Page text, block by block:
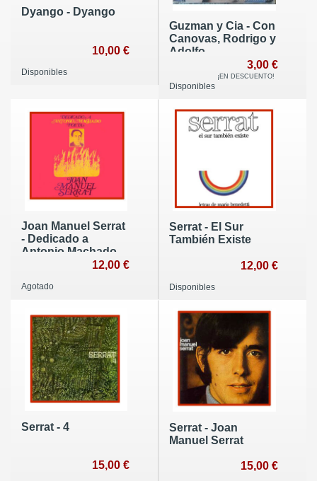
Dyango - Dyango
10,00 €
Disponibles
Guzman y Cia - Con
Canovas, Rodrigo y
Adolfo
3,00 €
¡EN DESCUENTO!
Disponibles
Joan Manuel Serrat
- Dedicado a
Antonio Machado
12,00 €
Agotado
Serrat - El Sur
También Existe
12,00 €
Disponibles
Serrat - 4
15,00 €
Serrat - Joan
Manuel Serrat
15,00 €